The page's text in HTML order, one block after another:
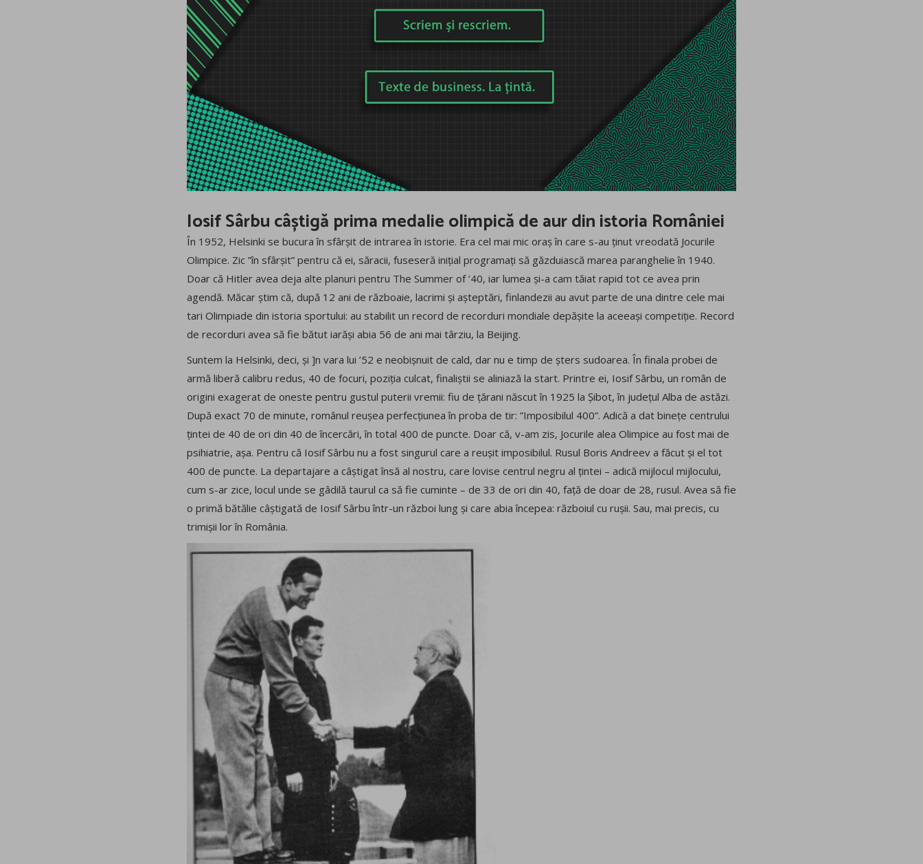
Iosif Sârbu câștigă prima medalie olimpică de aur din istoria României
În 1952, Helsinki se bucura în sfârșit de intrarea în istorie. Era cel mai mic oraș în care s-au ținut vreodată Jocurile
Olimpice. Zic ”în sfârșit” pentru că ei, săracii, fuseseră inițial programați să găzduiască marea paranghelie în 1940.
Doar că Hitler avea deja alte planuri pentru The Summer of ’40, iar lumea și-a cam tăiat rapid tot ce avea prin
agendă. Măcar știm că, după 12 ani de războaie, lacrimi și așteptări, finlandezii au avut parte de una dintre cele mai
tari Olimpiade din istoria sportului: au stabilit un record de recorduri mondiale depășite la aceeași competiție. Record
de recorduri avea să fie bătut iarăși abia 56 de ani mai târziu, la Beijing.
Suntem la Helsinki, deci, și ]n vara lui ’52 e neobișnuit de cald, dar nu e timp de șters sudoarea. În finala probei de
armă liberă calibru redus, 40 de focuri, poziția culcat, finaliștii se aliniază la start. Printre ei, Iosif Sârbu, un român de
origini exagerat de oneste pentru gustul puterii vremii: fiu de țărani născut în 1925 la Șibot, în județul Alba de astăzi.
După exact 70 de minute, românul reușea perfecțiunea în proba de tir: ”Imposibilul 400”. Adică a dat binețe centrului
țintei de 40 de ori din 40 de încercări, în total 400 de puncte. Doar că, v-am zis, Jocurile alea Olimpice au fost mai de
psihiatrie, așa. Pentru că Iosif Sârbu nu a fost singurul care a reușit imposibilul. Rusul Boris Andreev a făcut și el tot
400 de puncte. La departajare a câștigat însă al nostru, care lovise centrul negru al țintei – adică mijlocul mijlocului,
cum s-ar zice, locul unde se gâdilă taurul ca să fie cuminte – de 33 de ori din 40, față de doar de 28, rusul. Avea să fie
o primă bătălie câștigată de Iosif Sârbu într-un război lung și care abia începea: războiul cu rușii. Sau, mai precis, cu
trimișii lor în România.